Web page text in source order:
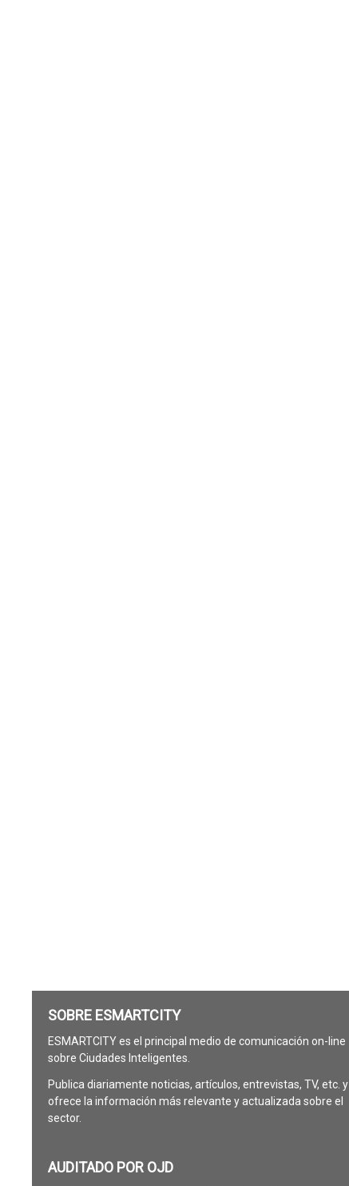
SOBRE ESMARTCITY
ESMARTCITY es el principal medio de comunicación on-line
sobre Ciudades Inteligentes.
Publica diariamente noticias, artículos, entrevistas, TV, etc. y
ofrece la información más relevante y actualizada sobre el
sector.
AUDITADO POR OJD